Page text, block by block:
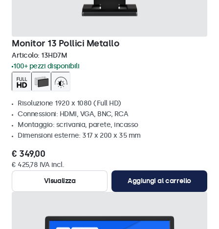
Monitor 13 Pollici Metallo
Articolo: 13HD7M
100+ pezzi disponibili
Risoluzione 1920 x 1080 (Full HD)
Connessioni: HDMI, VGA, BNC, RCA
Montaggio: scrivania, parete, incasso
Dimensioni esterne: 317 x 200 x 35 mm
€ 349,00
€ 425,78 IVA incl.
Visualizza
Aggiungi al carrello